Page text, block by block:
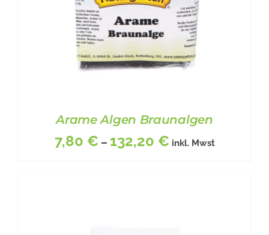
DER
PRODUKTSEITE
GEWÄHLT
WERDEN
Arame Algen Braunalgen
7,80 € – 132,20 € inkl. Mwst